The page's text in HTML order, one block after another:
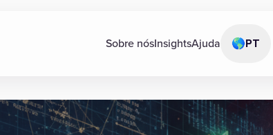
Sobre nósInsightsAjuda 🌎 PT